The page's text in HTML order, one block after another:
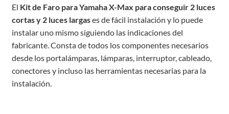
El Kit de Faro para Yamaha X-Max para conseguir 2 luces
cortas y 2 luces largases de fácil instalación y lo puede
instalar uno mismo siguiendo las indicaciones del
fabricante. Consta de todos los componentes necesarios
desde los portalámparas, lámparas, interruptor, cableado,
conectores y incluso las herramientas necesarias para la
instalación.